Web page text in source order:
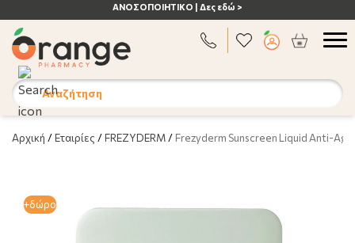
ΑΝΟΣΟΠΟΙΗΤΙΚΟ | Δες εδώ >
Αναζήτηση
Αρχική /Εταιρίες /FREZYDERM / Frezyderm Sunscreen Liquid Anti-
+δώρο